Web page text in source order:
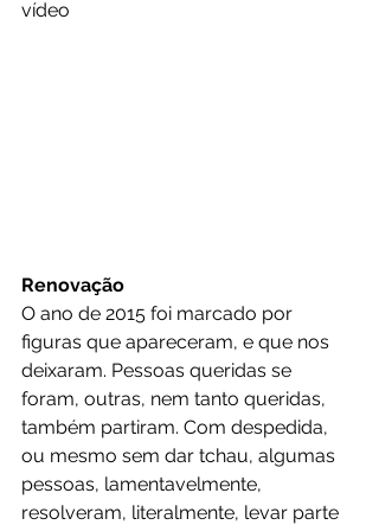
vídeo
Renovação
O ano de 2015 foi marcado por
figuras que apareceram, e que nos
deixaram. Pessoas queridas se
foram, outras, nem tanto queridas,
também partiram. Com despedida,
ou mesmo sem dar tchau, algumas
pessoas, lamentavelmente,
resolveram, literalmente, levar parte